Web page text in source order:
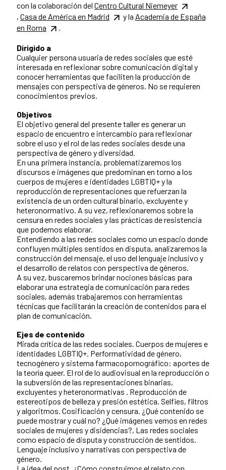
con la colaboración del Centro Cultural Niemeyer
, Casa de América en Madrid y la Academia de España
en Roma
.
Dirigido a
Cualquier persona usuaria de redes sociales que esté
interesada en reflexionar sobre comunicación digital y
conocer herramientas que faciliten la producción de
mensajes con perspectiva de géneros. No se requieren
conocimientos previos.
Objetivos
El objetivo general del presente taller es generar un
espacio de encuentro e intercambio para reflexionar
sobre el uso y el rol de las redes sociales desde una
perspectiva de género y diversidad.
En una primera instancia, problematizaremos los
discursos e imágenes que predominan en torno a los
cuerpos de mujeres e identidades LGBTIQ+ y la
reproducción de representaciones que refuerzan la
existencia de un orden cultural binario, excluyente y
heteronormativo. A su vez, reflexionaremos sobre la
censura en redes sociales y las prácticas de resistencia
que podemos elaborar.
Entendiendo a las redes sociales como un espacio donde
confluyen múltiples sentidos en disputa, analizaremos la
construcción del mensaje, el uso del lenguaje inclusivo y
el desarrollo de relatos con perspectiva de géneros.
A su vez, buscaremos brindar nociones básicas para
elaborar una estrategia de comunicación para redes
sociales, además trabajaremos con herramientas
técnicas que facilitarán la creación de contenidos para el
plan de comunicación.
Ejes de contenido
Mirada crítica de las redes sociales. Cuerpos de mujeres e
identidades LGBTIQ+. Performatividad de género,
tecnogénero y sistema farmacopornográfico: aportes de
la teoría queer. El rol de lo audiovisual en la reproducción o
la subversión de las representaciones binarias,
excluyentes y heteronormativas . Reproducción de
estereotipos de belleza y presión estética. Selfies, filtros
y algoritmos. Cosificación y censura. ¿Qué contenido se
puede mostrar y cuál no? ¿Qué imágenes vemos en redes
sociales de mujeres y disidencias?, Las redes sociales
como espacio de disputa y construcción de sentidos.
Lenguaje inclusivo y narrativas con perspectiva de
género.